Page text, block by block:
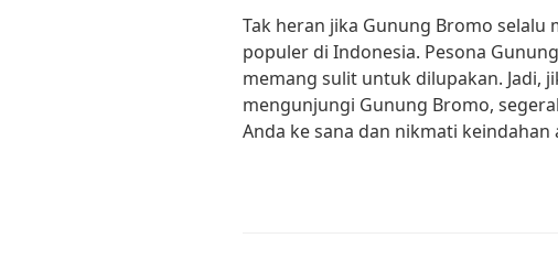
Tak heran jika Gunung Bromo selalu
populer di Indonesia. Pesona
memang sulit untuk dilupakan. Jadi,
mengunjungi Gunung Bromo,
Anda ke sana dan nikmati